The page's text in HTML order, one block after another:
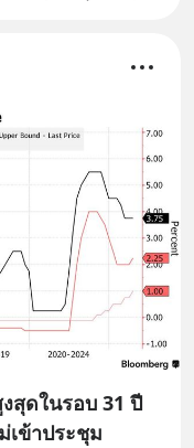
สุดในรอบ 31 ปี
เข้าประชุม